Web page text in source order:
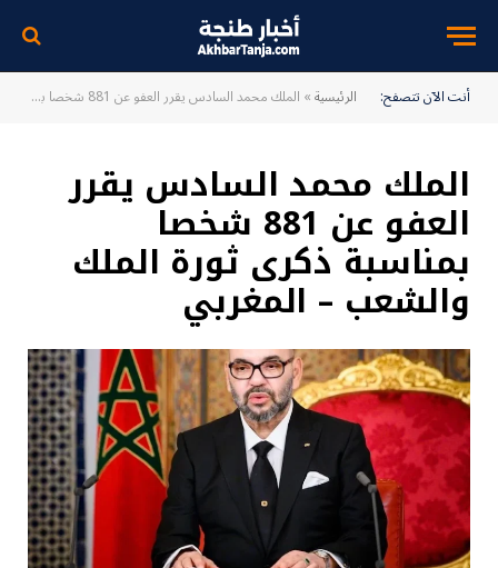
أنت الآن تتصفح: الرئيسية» الملك محمد السادس يقرر العفو عن 881 شخصا بمناسبة ذكرى ثورة الملك والشعب – المغربي
الملك محمد السادس يقرر
العفو عن 881 شخصا
بمناسبة ذكرى ثورة الملك
والشعب – المغربي